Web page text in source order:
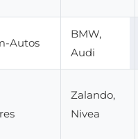
Autos
BMW,
Audi
Zalando,
Nivea